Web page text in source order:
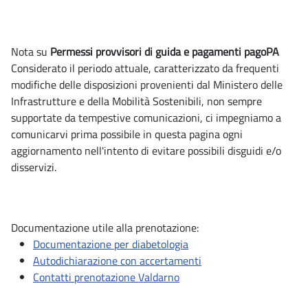
Nota su Permessi provvisori di guida e pagamenti pagoPA
Considerato il periodo attuale, caratterizzato da frequenti
modifiche delle disposizioni provenienti dal Ministero delle
Infrastrutture e della Mobilità Sostenibili, non sempre
supportate da tempestive comunicazioni, ci impegniamo a
comunicarvi prima possibile in questa pagina ogni
aggiornamento nell'intento di evitare possibili disguidi e/o
disservizi.
Documentazione utile alla prenotazione:
Documentazione per diabetologia
Autodichiarazione con accertamenti
Contatti prenotazione Valdarno